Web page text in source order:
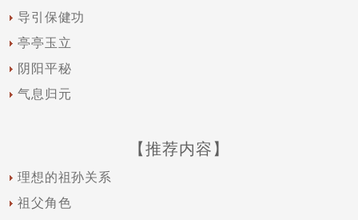
导引保健功
亭亭玉立
阴阳平秘
气息归元
【推荐内容】
理想的祖孙关系
祖父角色